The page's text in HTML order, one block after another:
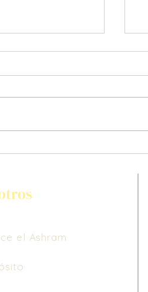
escuelita, limpié
el Ashram